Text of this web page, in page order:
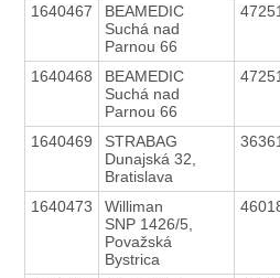
1640467
BEAMEDIC
Suchá nad
Parnou 66
1640468
BEAMEDIC
Suchá nad
Parnou 66
1640469
STRABAG
Dunajská 32,
Bratislava
1640473
Williman
SNP 1426/5,
Považská
Bystrica